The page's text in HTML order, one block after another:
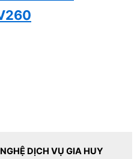
DỊCH VỤ GIA HUY